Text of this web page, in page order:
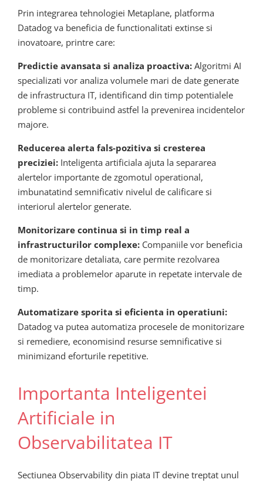
Prin integrarea tehnologiei Metaplane, platforma
Datadog va beneficia de functionalitati extinse si
inovatoare, printre care:
Predictie avansata si analiza proactiva: Algoritmi AI
specializati vor analiza volumele mari de date generate
de infrastructura IT, identificand din timp potentialele
probleme si contribuind astfel la prevenirea incidentelor
majore.
Reducerea alerta fals-pozitiva si cresterea
preciziei: Inteligenta artificiala ajuta la separarea
alertelor importante de zgomotul operational,
imbunatatind semnificativ nivelul de calificare si
interiorul alertelor generate.
Monitorizare continua si in timp real a
infrastructurilor complexe: Companiile vor beneficia
de monitorizare detaliata, care permite rezolvarea
imediata a problemelor aparute in repetate intervale de
timp.
Automatizare sporita si eficienta in operatiuni:
Datadog va putea automatiza procesele de monitorizare
si remediere, economisind resurse semnificative si
minimizand eforturile repetitive.
Importanta Inteligentei
Artificiale in
Observabilitatea IT
Sectiunea Observability din piata IT devine treptat unul